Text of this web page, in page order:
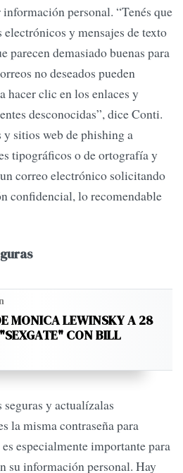
personal. “Tenés que
electrónicos y mensajes de texto
parecen demasiado buenas para
no deseados pueden
hacer clic en los enlaces y
desconocidas”, dice Conti.
sitios web de phishing a
tipográficos o de ortografía y
correo electrónico solicitando
confidencial, lo recomendable
MONICA LEWINSKY A 28
CON BILL
seguras y actualízalas
la misma contraseña para
especialmente importante para
su información personal. Hay